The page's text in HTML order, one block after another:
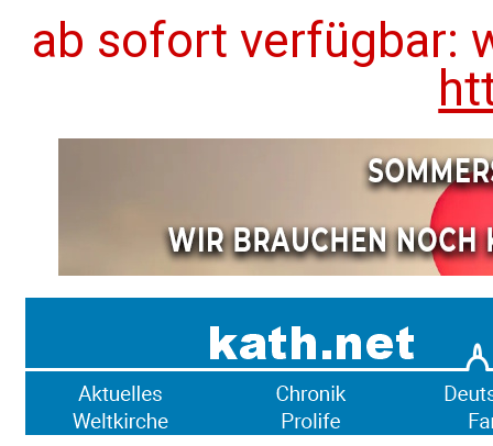
ab sofort verfügbar: